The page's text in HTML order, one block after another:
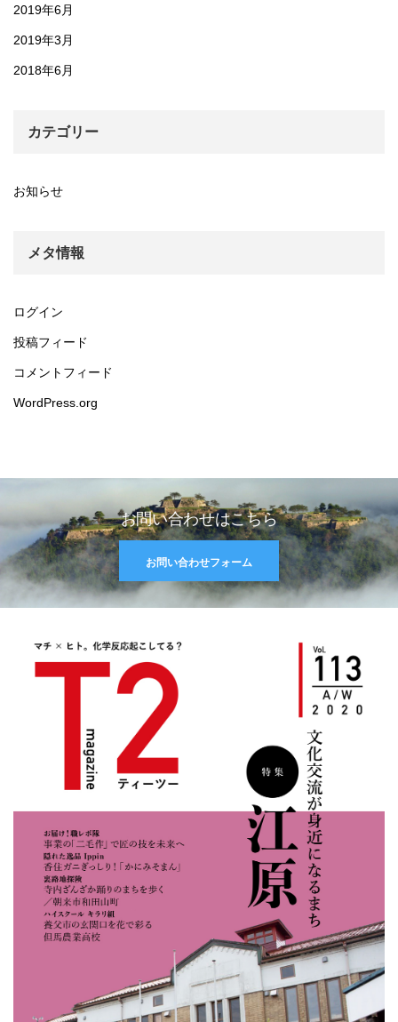
2019年6月
2019年3月
2018年6月
カテゴリー
お知らせ
メタ情報
ログイン
投稿フィード
コメントフィード
WordPress.org
お問い合わせはこちら
お問い合わせフォーム